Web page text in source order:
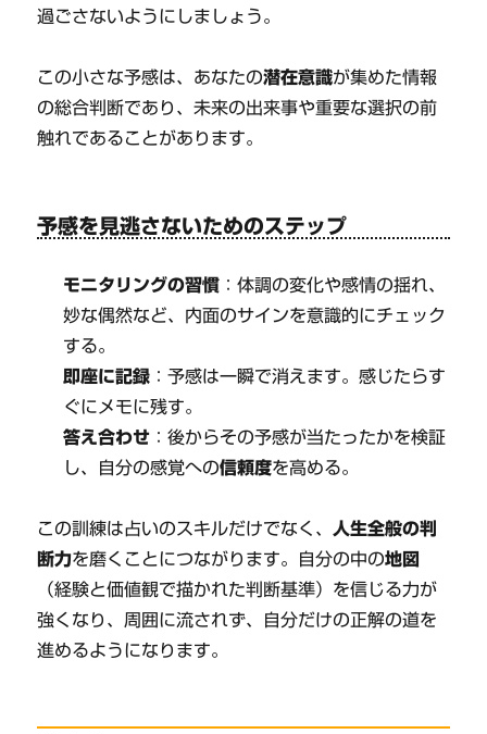
過ごさないようにしましょう。
この小さな予感は、あなたの潜在意識が集めた情報
の総合判断であり、未来の出来事や重要な選択の前
触れであることがあります。
予感を見逃さないためのステップ
モニタリングの習慣 ：体調の変化や感情の揺れ、
妙な偶然など、内面のサインを意識的にチェック
する。
即座に記録 ：予感は一瞬で消えます。感じたらす
ぐにメモに残す。
答え合わせ ：後からその予感が当たったかを検証
し、自分の感覚への信頼度を高める。
この訓練は占いのスキルだけでなく、 人生全般の判
断力を磨くことにつながります。自分の中の地図
（経験と価値観で描かれた判断基準）を信じる力が
強くなり、周囲に流されず、自分だけの正解の道を
進めるようになります。